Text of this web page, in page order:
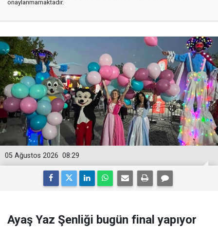
onaylanmamaktadır.
08:29
05 Ağustos 2026
Ayaş Yaz Şenliği bugün final yapıyor